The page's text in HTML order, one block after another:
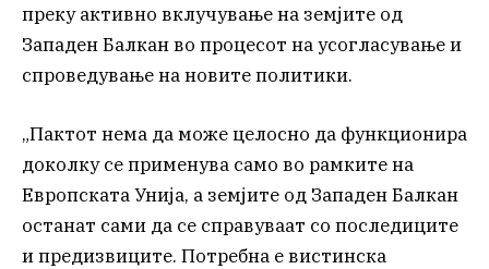
преку активно вклучување на земјите од
Западен Балкан во процесот на усогласување и
спроведување на новите политики.
„Пактот нема да може целосно да функционира
доколку се применува само во рамките на
Европската Унија, а земјите од Западен Балкан
останат сами да се справуваат со последиците
и предизвиците. Потребна е вистинска